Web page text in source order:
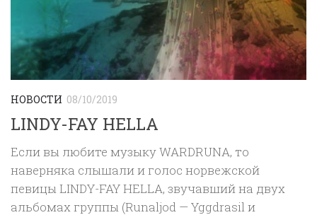
НОВОСТИ 08/10/2019
LINDY-FAY HELLA
Если вы любите музыку WARDRUNA, то
наверняка слышали и голос норвежской
певицы LINDY-FAY HELLA, звучавший на двух
альбомах группы (Runaljod — Yggdrasil и